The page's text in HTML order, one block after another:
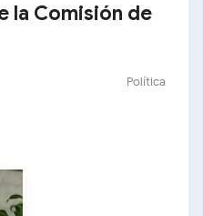
la Comisión de
Política